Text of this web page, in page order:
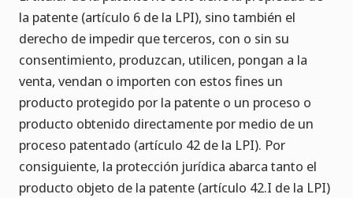
la patente (artículo 6 de la LPI), sino también el
derecho de impedir que terceros, con o sin su
consentimiento, produzcan, utilicen, pongan a la
venta, vendan o importen con estos fines un
producto protegido por la patente o un proceso o
producto obtenido directamente por medio de un
proceso patentado (artículo 42 de la LPI). Por
consiguiente, la protección jurídica abarca tanto el
producto objeto de la patente (artículo 42.I de la LPI)